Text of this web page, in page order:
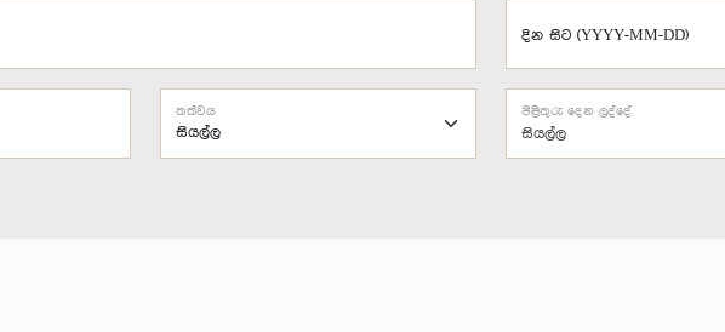
දින සිට (YYYY-MM-DD)
තත්වය
සියල්ල
පිළිතුරු දෙන ලද්දේ